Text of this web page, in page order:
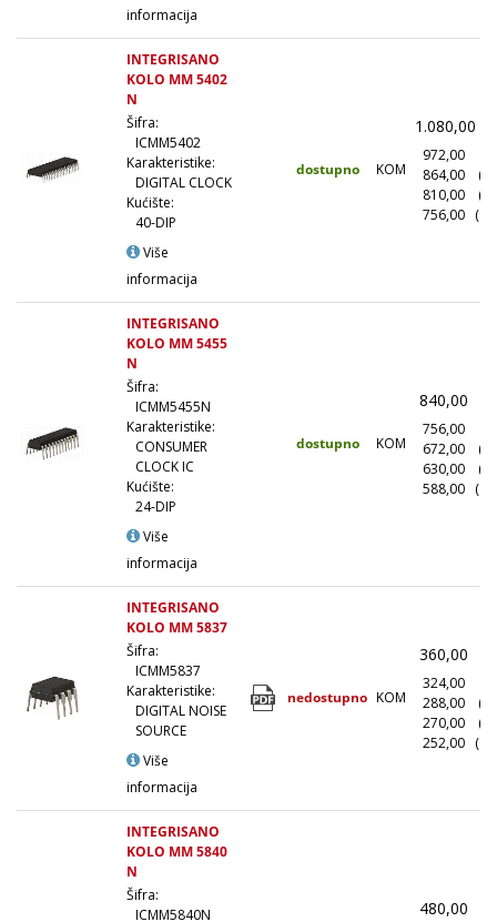
informacija
INTEGRISANO
KOLO MM 5402
N
Šifra:
ICMM5402
Karakteristike:
DIGITAL CLOCK
Kućište:
40-DIP
Više
informacija
dostupno KOM
1.080,00
972,00
864,00
810,00
756,00
INTEGRISANO
KOLO MM 5455
N
Šifra:
ICMM5455N
Karakteristike:
CONSUMER
CLOCK IC
Kućište:
24-DIP
Više
informacija
dostupno KOM
840,00
756,00
672,00
630,00
588,00
INTEGRISANO
KOLO MM 5837
Šifra:
ICMM5837
Karakteristike:
DIGITAL NOISE
SOURCE
Više
informacija
nedostupno KOM
360,00
324,00
288,00
270,00
252,00
INTEGRISANO
KOLO MM 5840
N
Šifra:
ICMM5840N
480,00